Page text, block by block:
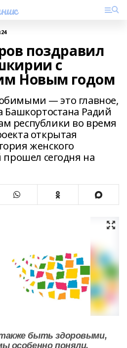
поздравил
с
Новым годом
— это главное,
Башкортостана Радий
республики во время
открытая
женского
прошел сегодня на
быть здоровыми,
особенно поняли,